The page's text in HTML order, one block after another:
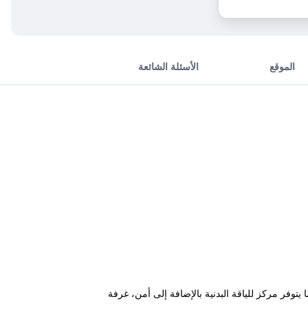
الموقع الأسئلة الشائعة
مركز للياقة البدنية بالإضافة إلى أمن، غرفة